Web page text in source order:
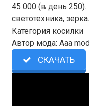
45 000 (в день
светотехника,
Категория косилки
Автор мода: Aaa
СКАЧАТЬ